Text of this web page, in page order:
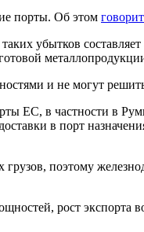
порты. Об этом
убытков
и не могут
ЕС, в частности в
в порт
поэтому
рост экспорта